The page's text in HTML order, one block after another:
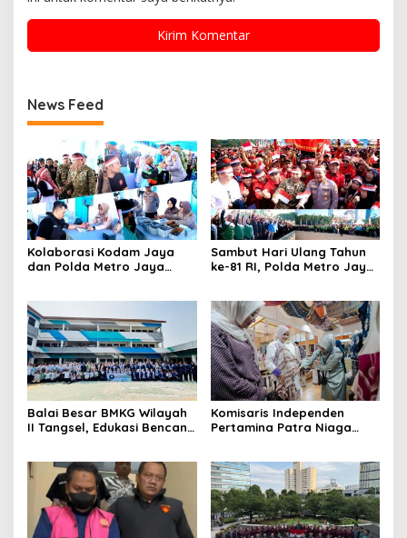
News Feed
Kolaborasi Kodam Jaya
dan Polda Metro Jaya
Sambut Hari Ulang Tahun
ke-81 RI, Polda Metro Jaya
Balai Besar BMKG Wilayah
II Tangsel, Edukasi Bencana
23
Komisaris Independen
Pertamina Patra Niaga
Sentuhan Kemanusiaan dan
Keberlanjutan